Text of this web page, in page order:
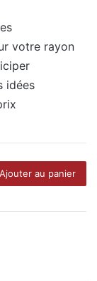
votre rayon
idées
Ajouter au panier